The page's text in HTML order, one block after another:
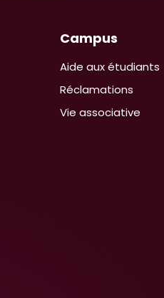
Campus
Aide aux étudiants
Réclamations
Vie associative